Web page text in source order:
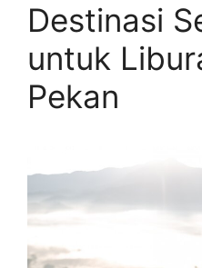
Destinasi
untuk
Pekan